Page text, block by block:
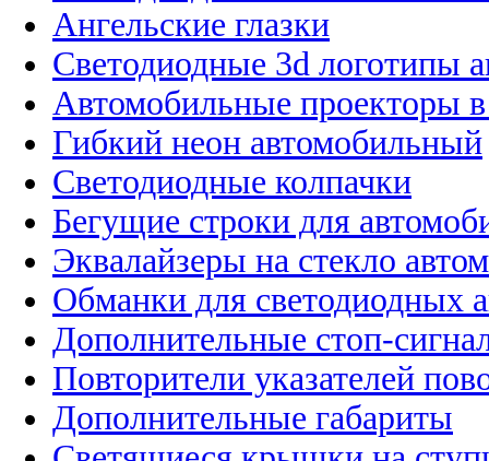
Ангельские глазки
Светодиодные 3d логотипы
Автомобильные проекторы
Гибкий неон автомобильный
Светодиодные колпачки
Бегущие строки для
Эквалайзеры на стекло
Обманки для светодиодных
Дополнительные стоп-
Повторители указателей
Дополнительные габариты